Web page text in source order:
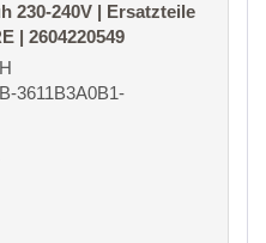
230-240V | Ersatzteile
| 2604220549
3611B3A0B1-